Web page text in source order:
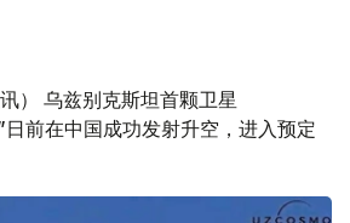
） 乌兹别克斯坦首颗卫星
前在中国成功发射升空，进入预定